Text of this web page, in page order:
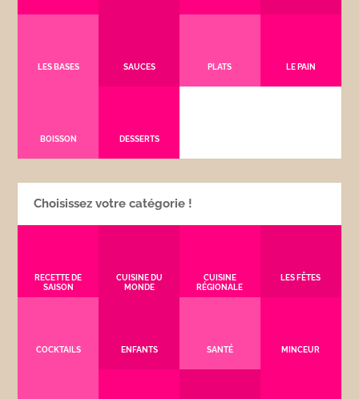
LES BASES SAUCES PLATS LE PAIN
BOISSON DESSERTS
Choisissez votre catégorie !
RECETTE DE
SAISON
CUISINE DU
MONDE
CUISINE
RÉGIONALE
LES FÊTES
COCKTAILS ENFANTS SANTÉ MINCEUR